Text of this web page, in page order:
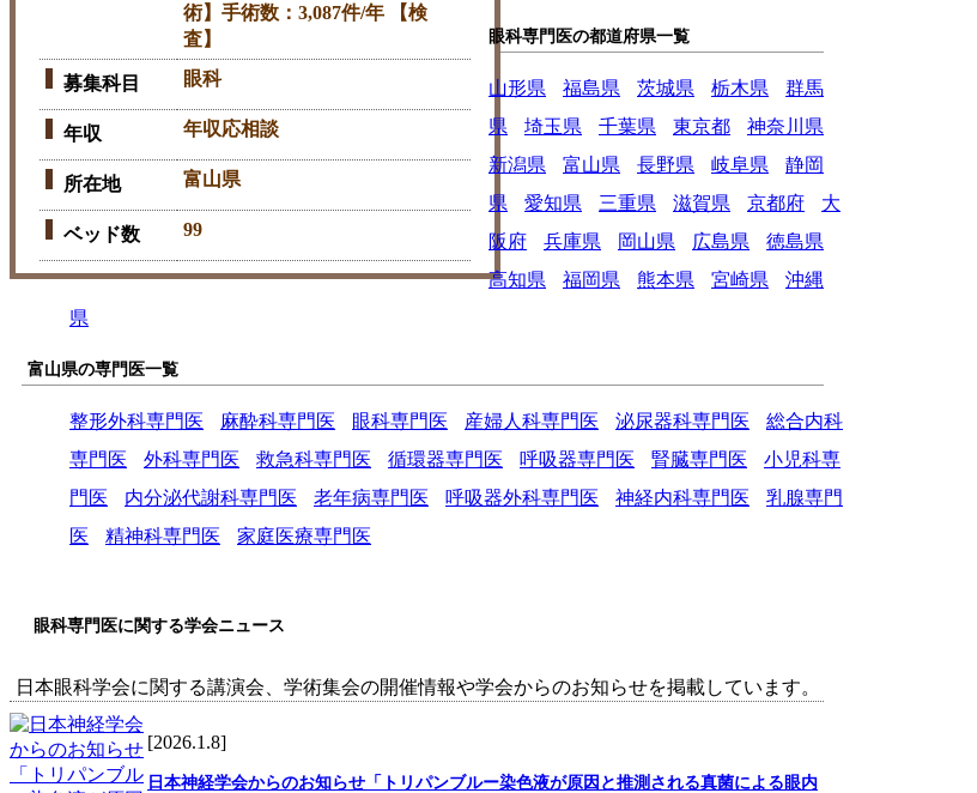
術】手術数：3,087件/年 【検
査】
募集科目 眼科
年収 年収応相談
所在地 富山県
ベッド数 99
眼科専門医の都道府県一覧
山形県 福島県 茨城県 栃木県
群馬
県
埼玉県 千葉県 東京都
神奈川県
新潟県
富山県 長野県 岐阜県
静岡
県
愛知県 三重県 滋賀県 京都府
大
阪府
兵庫県 岡山県 広島県
徳島県
高知県
福岡県 熊本県 宮崎県
沖縄
県
富山県の専門医一覧
整形外科専門医 麻酔科専門医 眼科専門医 産婦人科専門医 泌尿器科専門医
総合内科
専門医
外科専門医 救急科専門医 循環器専門医 呼吸器専門医 腎臓専門医
小児科専
門医
内分泌代謝科専門医 老年病専門医 呼吸器外科専門医 神経内科専門医
乳腺専門
医
精神科専門医 家庭医療専門医
眼科専門医に関する学会ニュース
日本眼科学会に関する講演会、学術集会の開催情報や学会からのお知らせを掲載しています。
[2026.1.8]
日本神経学会からのお知らせ「トリパンブルー染色液が原因と推測される真菌による眼内